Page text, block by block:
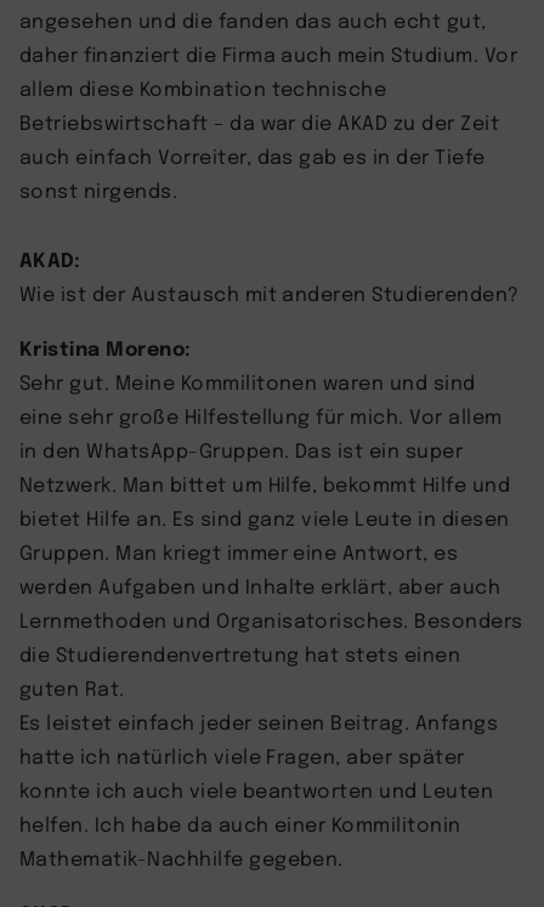
angesehen und die fanden das auch echt gut,
daher finanziert die Firma auch mein Studium. Vor
allem diese Kombination technische
Betriebswirtschaft – da war die AKAD zu der Zeit
auch einfach Vorreiter, das gab es in der Tiefe
sonst nirgends.
AKAD:
Wie ist der Austausch mit anderen Studierenden?
Kristina Moreno:
Sehr gut. Meine Kommilitonen waren und sind
eine sehr große Hilfestellung für mich. Vor allem
in den WhatsApp-Gruppen. Das ist ein super
Netzwerk. Man bittet um Hilfe, bekommt Hilfe und
bietet Hilfe an. Es sind ganz viele Leute in diesen
Gruppen. Man kriegt immer eine Antwort, es
werden Aufgaben und Inhalte erklärt, aber auch
Lernmethoden und Organisatorisches. Besonders
die Studierendenvertretung hat stets einen
guten Rat.
Es leistet einfach jeder seinen Beitrag. Anfangs
hatte ich natürlich viele Fragen, aber später
konnte ich auch viele beantworten und Leuten
helfen. Ich habe da auch einer Kommilitonin
Mathematik-Nachhilfe gegeben.